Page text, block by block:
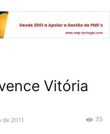
Vitória
de 2011 35